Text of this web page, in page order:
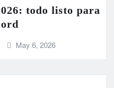
todo listo para
May 6, 2026